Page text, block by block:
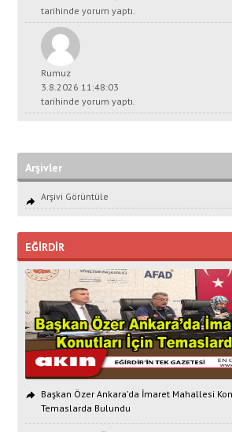
tarihinde yorum yaptı.
Rumuz
3.8.2026 11:48:03
tarihinde yorum yaptı.
Arşivler
Arşivi Görüntüle
EĞİRDİR
Başkan Özer Ankara’da İmaret Mahallesi
Temaslarda Bulundu